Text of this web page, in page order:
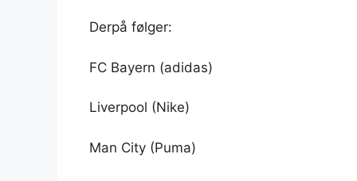
Derpå følger:
FC Bayern (adidas)
Liverpool (Nike)
Man City (Puma)